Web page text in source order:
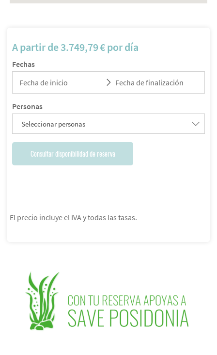
A partir de3.749,79€por día
Fechas
Personas
Seleccionar personas
Consultar disponibilidad de reserva
El precio incluye el IVA y todas las tasas.